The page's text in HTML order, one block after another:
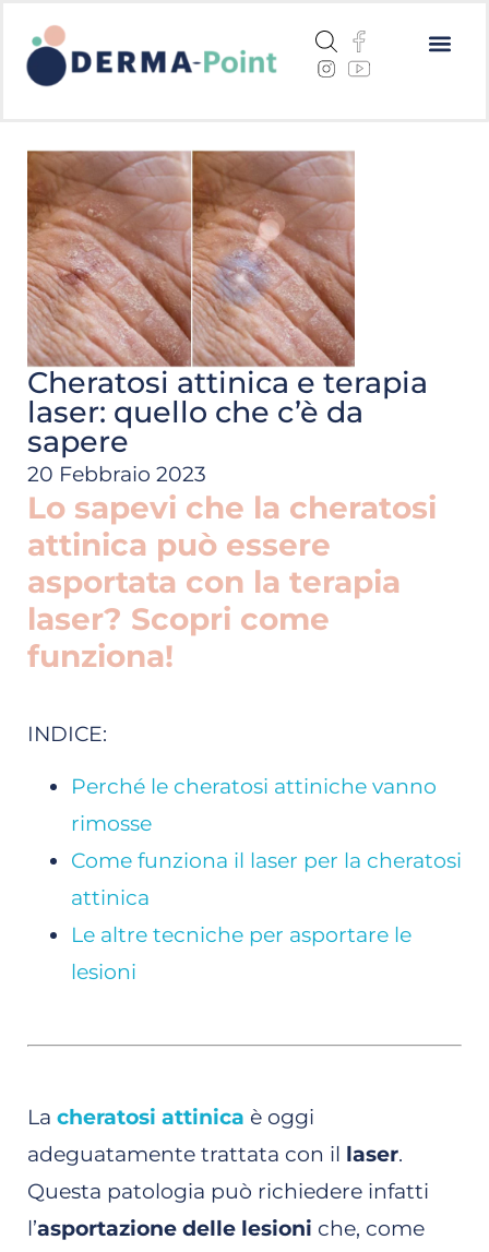
Cheratosi attinica e terapia
laser: quello che c’è da
sapere
20 Febbraio 2023
Lo sapevi che la cheratosi
attinica può essere
asportata con la terapia
laser? Scopri come
funziona!
INDICE:
Perché le cheratosi attiniche vanno
rimosse
Come funziona il laser per la cheratosi
attinica
Le altre tecniche per asportare le
lesioni
La cheratosi attinica è oggi
adeguatamente trattata con il laser.
Questa patologia può richiedere infatti
l’asportazione delle lesioni che, come